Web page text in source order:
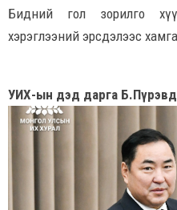
Бидний гол зорилго
хэрэглээний эрсдэлээс
УИХ-ын дэд дарга